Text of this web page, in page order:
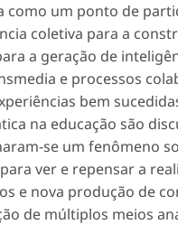
como um ponto de
coletiva para a
a geração de
e processos
bem
na educação são
se um fenômeno
ver e repensar a
e nova produção de
de múltiplos meios